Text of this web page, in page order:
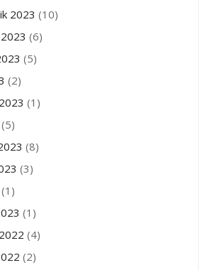
2023 (10)
(6)
(5)
(2)
(1)
(5)
(8)
(3)
(1)
(1)
(4)
(2)